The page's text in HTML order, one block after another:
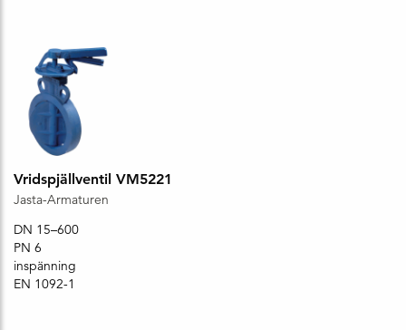
Vridspjällventil VM5221
Jasta-Armaturen
DN 15–600
PN 6
inspänning
EN 1092-1